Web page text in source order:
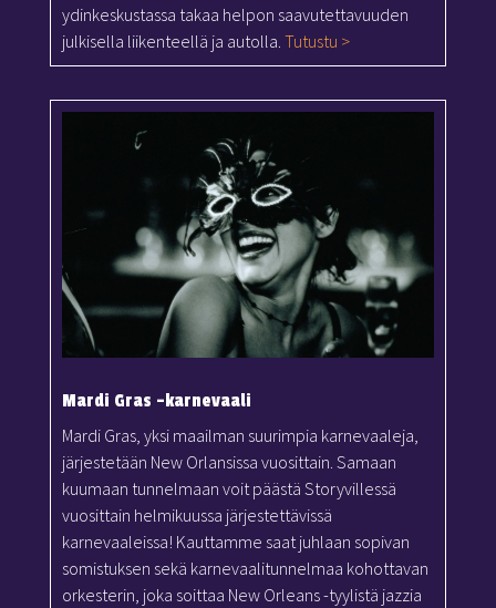
ydinkeskustassa takaa helpon saavutettavuuden
julkisella liikenteellä ja autolla. Tutustu >
Mardi Gras -karnevaali
Mardi Gras, yksi maailman suurimpia karnevaaleja,
järjestetään New Orlansissa vuosittain. Samaan
kuumaan tunnelmaan voit päästä Storyvillessä
vuosittain helmikuussa järjestettävissä
karnevaaleissa! Kauttamme saat juhlaan sopivan
somistuksen sekä karnevaalitunnelmaa kohottavan
orkesterin, joka soittaa New Orleans -tyylistä jazzia